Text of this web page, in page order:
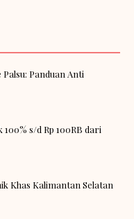
Panduan Anti
s/d Rp 100RB dari
Khas Kalimantan Selatan